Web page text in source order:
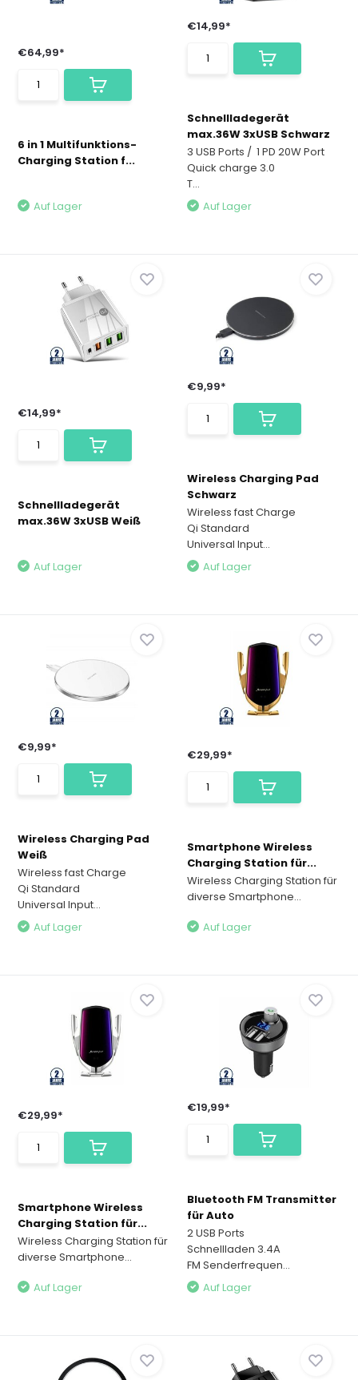
€64,99*
6 in 1 Multifunktions-
Charging Station f...
Auf Lager
€14,99*
Schnellladegerät
max.36W 3xUSB Schwarz
3 USB Ports / 1 PD 20W Port
Quick charge 3.0
T...
Auf Lager
€14,99*
Schnellladegerät
max.36W 3xUSB Weiß
Auf Lager
€9,99*
Wireless Charging Pad
Schwarz
Wireless fast Charge
Qi Standard
Universal Input...
Auf Lager
€9,99*
Wireless Charging Pad
Weiß
Wireless fast Charge
Qi Standard
Universal Input...
Auf Lager
€29,99*
Smartphone Wireless
Charging Station für...
Wireless Charging Station für
diverse Smartphone...
Auf Lager
€29,99*
Smartphone Wireless
Charging Station für...
Wireless Charging Station für
diverse Smartphone...
Auf Lager
€19,99*
Bluetooth FM Transmitter
für Auto
2 USB Ports
Schnellladen 3.4A
FM Senderfrequen...
Auf Lager